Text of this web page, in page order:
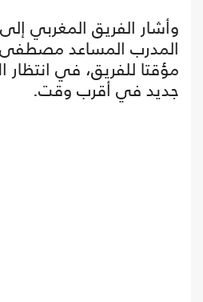
وأشار الفريق المغربي
المدرب المساعد مصطفى
مؤقتا للفريق، في
جديد في أقرب وقت.